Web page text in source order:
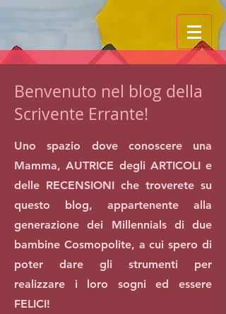
Benvenuto nel blog della
Scrivente Errante!
Uno spazio dove conoscere una
Mamma, AUTRICE degli ARTICOLI e
delle RECENSIONI che troverete su
questo blog, appartenente alla
generazione dei Millennials di due
bambine Cosmopolite, a cui spero di
poter dare gli strumenti per
realizzare i loro sogni ed essere
FELICI!